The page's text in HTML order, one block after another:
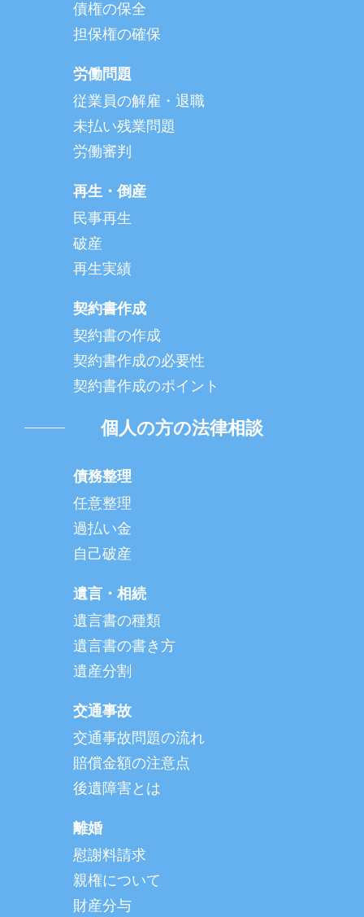
債権の保全
担保権の確保
労働問題
従業員の解雇・退職
未払い残業問題
労働審判
再生・倒産
民事再生
破産
再生実績
契約書作成
契約書の作成
契約書作成の必要性
契約書作成のポイント
個人の方の法律相談
債務整理
任意整理
過払い金
自己破産
遺言・相続
遺言書の種類
遺言書の書き方
遺産分割
交通事故
交通事故問題の流れ
賠償金額の注意点
後遺障害とは
離婚
慰謝料請求
親権について
財産分与